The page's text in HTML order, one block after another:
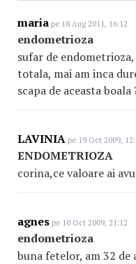
maria pe 18 Aug 2011, 16:12
endometrioza
sufar de
totala, mai am inca
scapa de aceasta boala
LAVINIA pe 19 Oct 2009,
ENDOMETRIOZA
corina,ce valoare ai
agnes pe 10 Oct 2009, 21:12
endometrioza
buna fetelor, am 32 de